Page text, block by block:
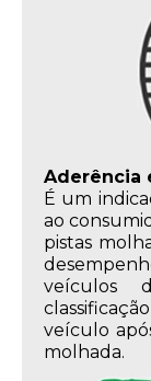
Aderência
É um
ao
pistas
veículos
veículo
molhada.